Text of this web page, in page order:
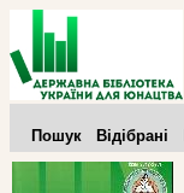
Пошук Відібрані